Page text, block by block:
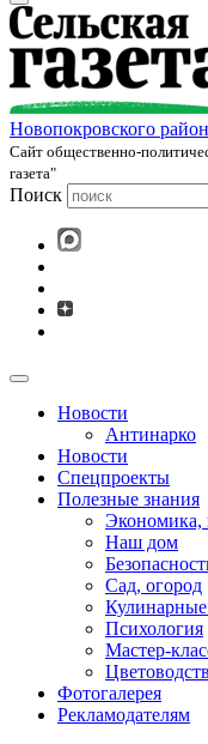
Новопокровского
Cайт общественно-
газета"
Поиск
Новости
Антинарко
Новости
Спецпроекты
Полезные знания
Экономика,
Наш дом
Сад, огород
Психология
Мастер-
Фотогалерея
Рекламодателям